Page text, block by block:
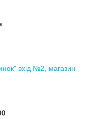
вхід №2, магазин